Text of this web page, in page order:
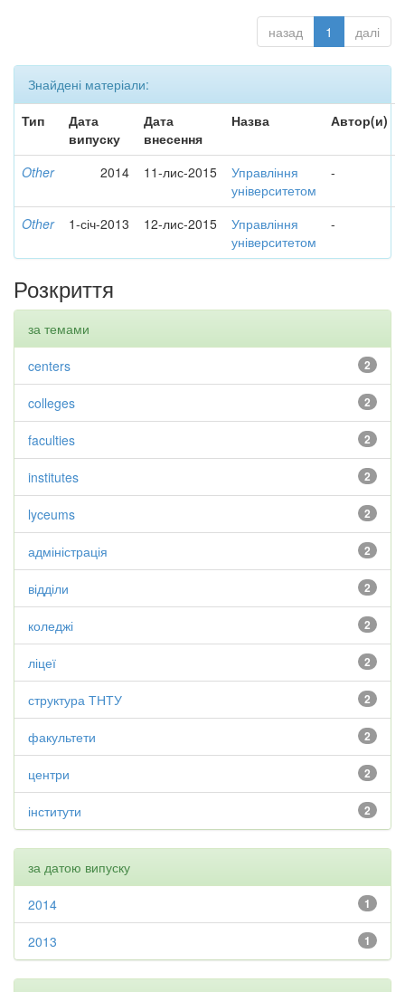
назад 1 далі
Знайдені матеріали:
Тип
Дата
випуску
Дата
внесення
Назва Автор(и)
Other 2014 11-лис-2015
Управління
університетом
-
Other 1-січ-2013 12-лис-2015
Управління
університетом
-
Розкриття
за темами
2
centers
2
colleges
2
faculties
2
institutes
2
lyceums
2
адміністрація
2
відділи
2
коледжі
2
ліцеї
2
структура ТНТУ
2
факультети
2
центри
2
інститути
за датою випуску
1
2014
1
2013